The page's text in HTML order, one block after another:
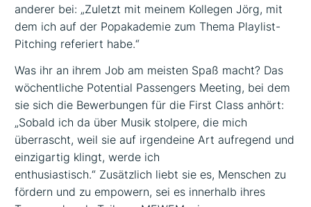
anderer bei: „Zuletzt mit meinem Kollegen Jörg, mit
dem ich auf der Popakademie zum Thema Playlist-
Pitching referiert habe.“
Was ihr an ihrem Job am meisten Spaß macht? Das
wöchentliche Potential Passengers Meeting, bei dem
sie sich die Bewerbungen für die First Class anhört:
„Sobald ich da über Musik stolpere, die mich
überrascht, weil sie auf irgendeine Art aufregend und
einzigartig klingt, werde ich
enthusiastisch.“ Zusätzlich liebt sie es, Menschen zu
fördern und zu empowern, sei es innerhalb ihres